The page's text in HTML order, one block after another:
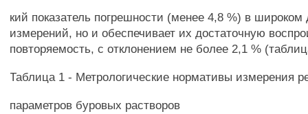
кий показатель погрешности (менее 4,8 %) в широком
измерений, но и обеспечивает их достаточную
повторяемость, с отклонением не более 2,1 %
Таблица 1 - Метрологические нормативы измерения
параметров буровых растворов